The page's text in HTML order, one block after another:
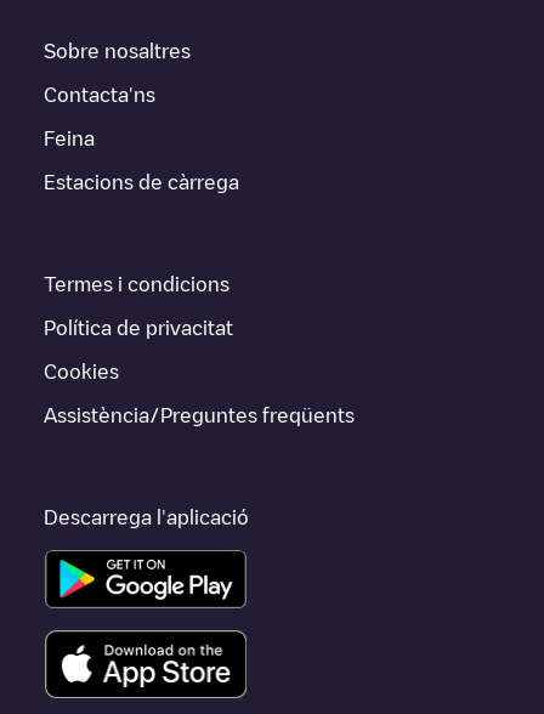
Sobre nosaltres
Contacta'ns
Feina
Estacions de càrrega
Termes i condicions
Política de privacitat
Cookies
Assistència/Preguntes freqüents
Descarrega l'aplicació